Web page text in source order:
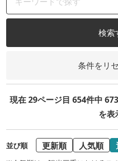
検索
条件をリ
現在 29ページ目 654件中
を表
並び順 更新順 人気順